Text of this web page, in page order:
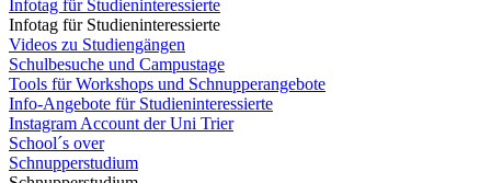
Infotag für Studieninteressierte
Infotag für Studieninteressierte
Videos zu Studiengängen
Schulbesuche und Campustage
Tools für Workshops und Schnupperangebote
Info-Angebote für Studieninteressierte
Instagram Account der Uni Trier
School´s over
Schnupperstudium